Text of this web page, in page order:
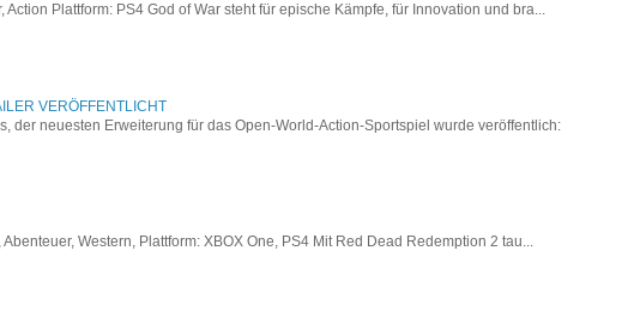
Plattform: PS4 God of War steht für epische Kämpfe, für Innovation und bra...
VERÖFFENTLICHT
der neuesten Erweiterung für das Open-World-Action-Sportspiel wurde veröffentlich:
Western, Plattform: XBOX One, PS4 Mit Red Dead Redemption 2 tau...